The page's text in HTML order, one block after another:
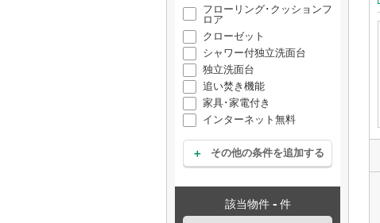
フローリング･クッションフ
ロア
クローゼット
シャワー付独立洗面台
独立洗面台
追い焚き機能
家具･家電付き
インターネット無料
その他の条件を追加する
該当物件 - 件